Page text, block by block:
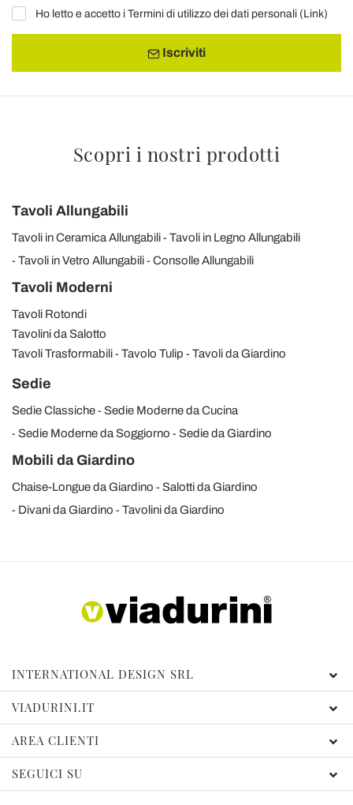
Ho letto e accetto i Termini di utilizzo dei dati personali (Link)
Iscriviti
Scopri i nostri prodotti
Tavoli Allungabili
Tavoli in Ceramica Allungabili
Tavoli in Legno Allungabili
Tavoli in Vetro Allungabili
Consolle Allungabili
Tavoli Moderni
Tavoli Rotondi
Tavolini da Salotto
Tavoli Trasformabili
Tavolo Tulip Tavoli da Giardino
Sedie
Sedie Classiche
Sedie Moderne da Cucina
Sedie Moderne da Soggiorno
Sedie da Giardino
Mobili da Giardino
Chaise-Longue da Giardino
Salotti da Giardino
Divani da Giardino
Tavolini da Giardino
INTERNATIONAL DESIGN SRL
VIADURINI.IT
AREA CLIENTI
SEGUICI SU